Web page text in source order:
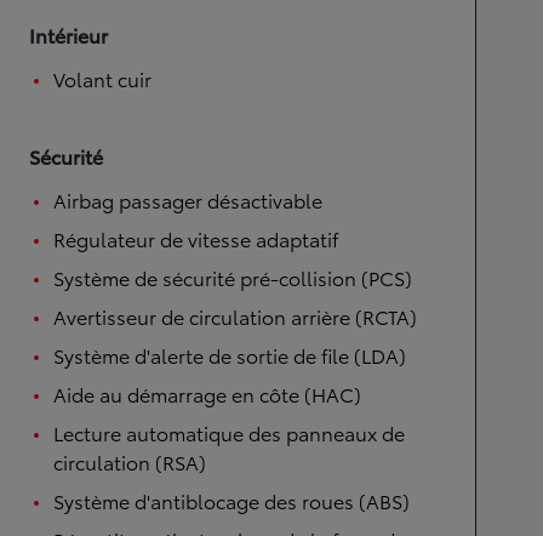
Intérieur
Volant cuir
Sécurité
Airbag passager désactivable
Régulateur de vitesse adaptatif
Système de sécurité pré-collision (PCS)
Avertisseur de circulation arrière (RCTA)
Système d'alerte de sortie de file (LDA)
Aide au démarrage en côte (HAC)
Lecture automatique des panneaux de
circulation (RSA)
Système d'antiblocage des roues (ABS)